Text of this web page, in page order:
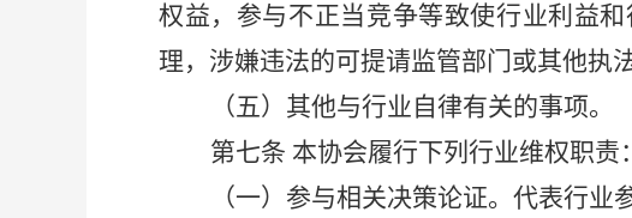
权益，参与不正当竞争等致使行业利益
理，涉嫌违法的可提请监管部门或其他执
（五）其他与行业自律有关的事项。
第七条 本协会履行下列行业维权职责：
（一）参与相关决策论证。代表行